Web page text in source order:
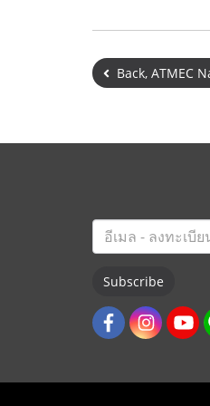
Back, ATMEC
Subscribe